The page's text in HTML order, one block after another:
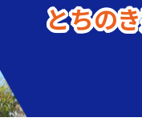
とちの